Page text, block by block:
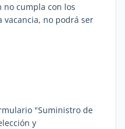
cumpla con los
vacancia, no podrá ser
"Suministro de
y